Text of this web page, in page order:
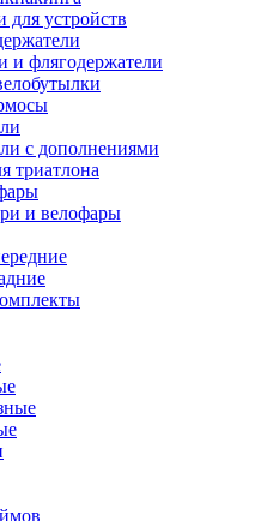
устройств
и флягодержатели
с дополнениями
триатлона
и велофары